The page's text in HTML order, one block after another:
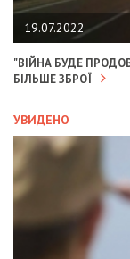
19.07.2022
"ВІЙНА БУДЕ
БІЛЬШЕ ЗБРОЇ
УВИДЕНО